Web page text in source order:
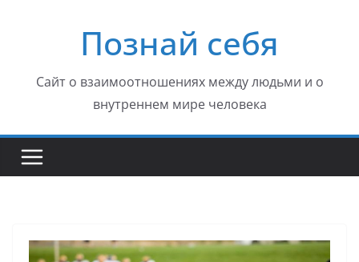
содержимомуПознай себя
Сайт о взаимоотношениях между людьми и о
внутреннем мире человека